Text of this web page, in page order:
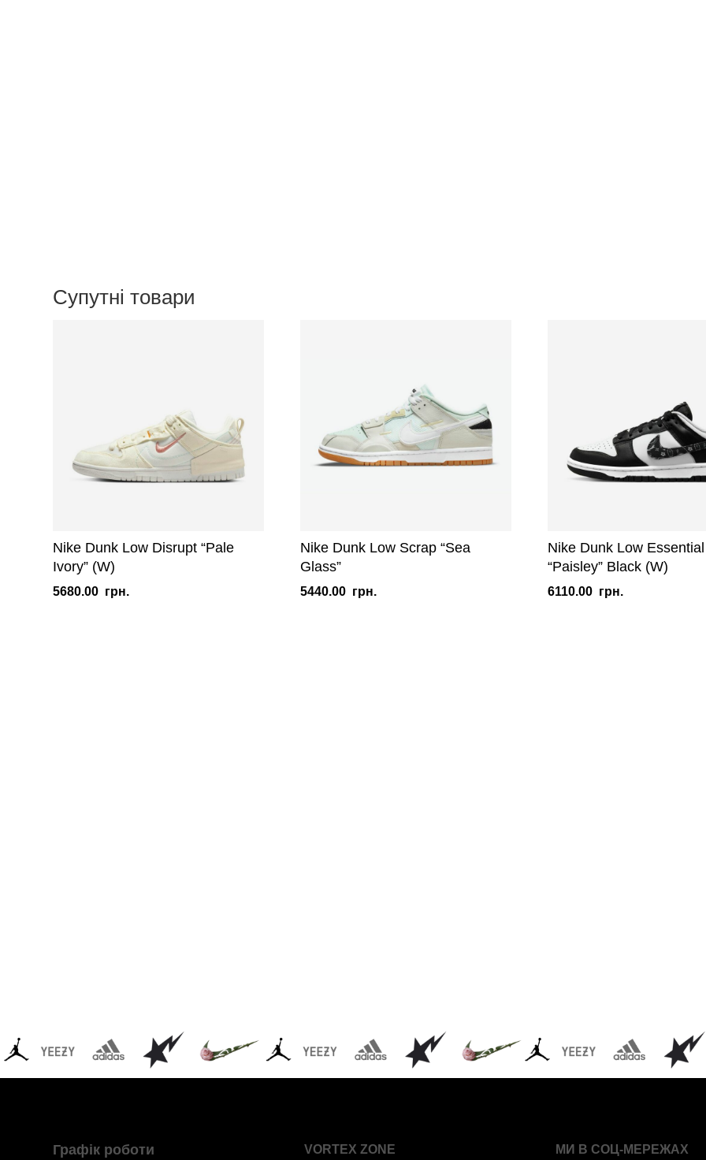
Супутні товари
Nike Dunk Low Disrupt “Pale
Ivory” (W)
5680.00 грн.
Nike Dunk Low Scrap “Sea
Glass”
5440.00 грн.
Nike Dunk Low Essential
“Paisley” Black (W)
6110.00 грн.
Графік роботи VORTEX ZONE МИ В СОЦ-МЕРЕЖАХ